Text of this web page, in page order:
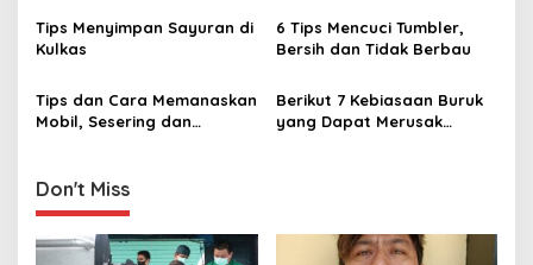
t
o
Tips Menyimpan Sayuran di
Kulkas
6 Tips Mencuci Tumbler,
Bersih dan Tidak Berbau
Tips dan Cara Memanaskan
Mobil, Sesering dan
Berikut 7 Kebiasaan Buruk
yang Dapat Merusak
Don't Miss